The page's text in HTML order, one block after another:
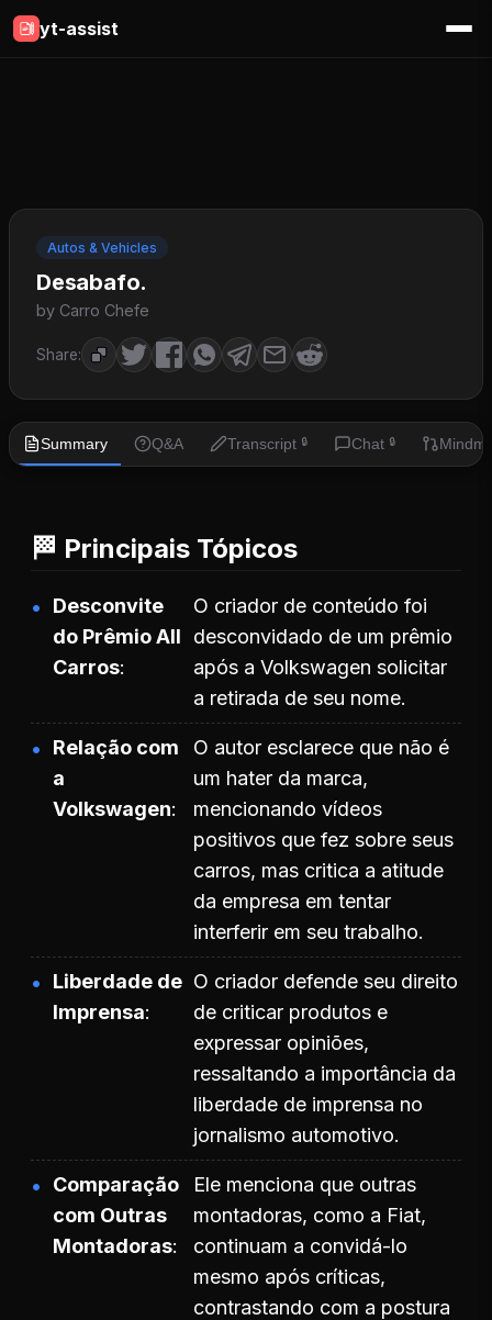
yt-assist
Autos & Vehicles
Desabafo.
by Carro Chefe
Share:
Summary Q&A Transcript 🔒 Chat 🔒
🏁 Principais Tópicos
Desconvite
do Prêmio All
Carros
O criador de conteúdo foi
desconvidado de um prêmio
após a Volkswagen solicitar
a retirada de seu nome.
Relação com
a
Volkswagen
O autor esclarece que não é
um hater da marca,
mencionando vídeos
positivos que fez sobre seus
carros, mas critica a atitude
da empresa em tentar
interferir em seu trabalho.
Liberdade de
Imprensa
O criador defende seu direito
de criticar produtos e
expressar opiniões,
ressaltando a importância da
liberdade de imprensa no
jornalismo automotivo.
Comparação
com Outras
Montadoras
Ele menciona que outras
montadoras, como a Fiat,
continuam a convidá-lo
mesmo após críticas,
contrastando com a postura